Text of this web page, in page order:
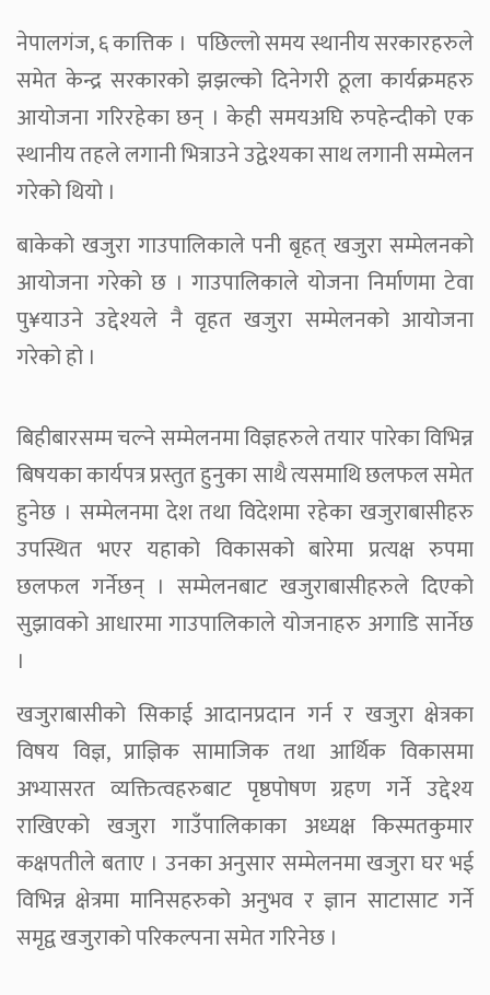
नेपालगंज, ६ कात्तिक । पछिल्लो समय स्थानीय सरकारहरुले
समेत केन्द्र सरकारको झझल्को दिनेगरी ठूला कार्यक्रमहरु
आयोजना गरिरहेका छन् । केही समयअघि रुपहेन्दीको एक
स्थानीय तहले लगानी भित्राउने उद्वेश्यका साथ लगानी सम्मेलन
गरेको थियो ।
बाकेको खजुरा गाउपालिकाले पनी बृहत् खजुरा सम्मेलनको
आयोजना गरेको छ । गाउपालिकाले योजना निर्माणमा टेवा
पु¥याउने उद्देश्यले नै वृहत खजुरा सम्मेलनको आयोजना
गरेको हो ।
बिहीबारसम्म चल्ने सम्मेलनमा विज्ञहरुले तयार पारेका विभिन्न
बिषयका कार्यपत्र प्रस्तुत हुनुका साथै त्यसमाथि छलफल समेत
हुनेछ । सम्मेलनमा देश तथा विदेशमा रहेका खजुराबासीहरु
उपस्थित भएर यहाको विकासको बारेमा प्रत्यक्ष रुपमा
छलफल गर्नेछन् । सम्मेलनबाट खजुराबासीहरुले दिएको
सुझावको आधारमा गाउपालिकाले योजनाहरु अगाडि सार्नेछ
।
खजुराबासीको सिकाई आदानप्रदान गर्न र खजुरा क्षेत्रका
विषय विज्ञ, प्राज्ञिक सामाजिक तथा आर्थिक विकासमा
अभ्यासरत व्यक्तित्वहरुबाट पृष्ठपोषण ग्रहण गर्ने उद्देश्य
राखिएको खजुरा गाउँपालिकाका अध्यक्ष किस्मतकुमार
कक्षपतीले बताए । उनका अनुसार सम्मेलनमा खजुरा घर भई
विभिन्न क्षेत्रमा मानिसहरुको अनुभव र ज्ञान साटासाट गर्ने
समृद्व खजुराको परिकल्पना समेत गरिनेछ ।